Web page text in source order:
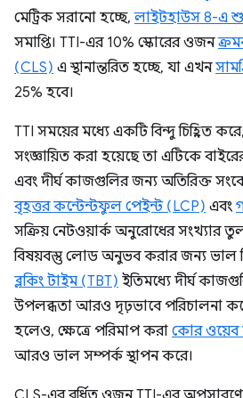
মেট্রিক সরানো হচ্ছে,লাইটহাউস 8-এ
সমাপ্তি। TTI-এর 10% স্কোরের ওজন
(CLS) এ স্থানান্তরিত হচ্ছে, যা এখন
25% হবে।
TTI সময়ের মধ্যে একটি বিন্দু চিহ্নিত
সংজ্ঞায়িত করা হয়েছে তা এটিকে
এবং দীর্ঘ কাজগুলির জন্য অতিরিক্ত
বৃহত্তর কন্টেন্টফুল পেইন্ট (LCP) এবং
সক্রিয় নেটওয়ার্ক অনুরোধের সংখ্যার
বিষয়বস্তু লোড অনুভব করার জন্য ভাল
ব্লকিং টাইম (TBT) ইতিমধ্যে দীর্ঘ
উপলব্ধতা আরও দৃঢ়ভাবে পরিচালনা করে
হলেও, ক্ষেত্রে পরিমাপ করা কোর ওয়েব
আরও ভাল সম্পর্ক স্থাপন করে।